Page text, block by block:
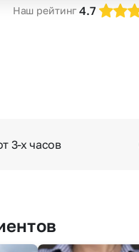
Наш рейтинг 4.7
3-х часов